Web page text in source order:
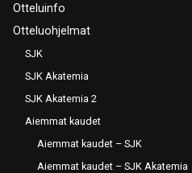
Otteluinfo
Otteluohjelmat
SJK
SJK Akatemia
SJK Akatemia 2
Aiemmat kaudet
Aiemmat kaudet – SJK
Aiemmat kaudet – SJK Akatemia